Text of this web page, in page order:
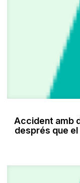
Accident amb
després que